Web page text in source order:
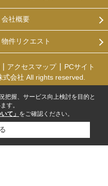
会社概要
物件リクエスト
アクセスマップ
PCサイト
会社 All rights reserved.
把握、サービス向上検討を目的と
す。
て」 をご確認ください。